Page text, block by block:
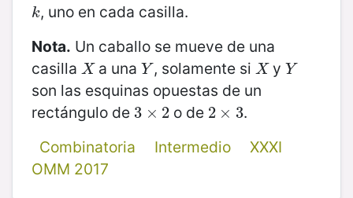
k
k, uno en cada casilla.
Nota. Un caballo se mueve de una
casilla X
X a una Y
Y, solamente si X
X y Y
Y
son las esquinas opuestas de un
rectángulo de 3 × 2
3 ×2 o de 2 × 3
2 ×3 .
Combinatoria
Intermedio
XXXI
OMM 2017